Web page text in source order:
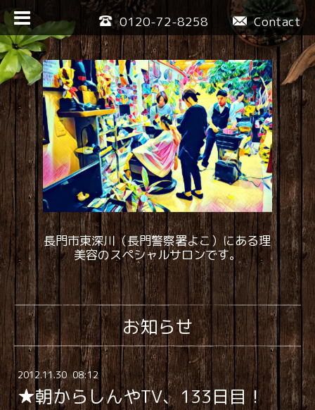
Contact
0120-72-8258
長門市東深川（長門警察署よこ）にある理
美容のスペシャルサロンです。
お知らせ
2012.11.30 08:12
★朝からしんやTV、133日目！